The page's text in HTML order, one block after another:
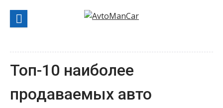
содержанию
Топ-10 наиболее
продаваемых авто